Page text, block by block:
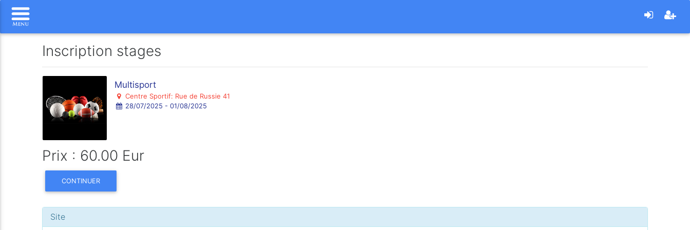
Inscription stages
Multisport
Centre Sportif: Rue de Russie 41
28/07/2025 - 01/08/2025
Prix : 60.00 Eur
CONTINUER
Site